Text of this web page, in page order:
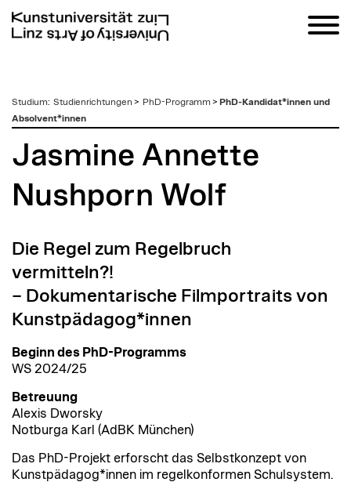
zum
Inhalt
Studium: Studienrichtungen > PhD-Programm > PhD-Kandidat*innen und
Absolvent*innen
Jasmine Annette
Nushporn Wolf
Die Regel zum Regelbruch
vermitteln?!
– Dokumentarische Filmportraits von
Kunstpädagog*innen
Beginn des PhD-Programms​
WS 2024/25
Betreuung
Alexis Dworsky
Notburga Karl (AdBK München)
Das PhD-Projekt erforscht das Selbstkonzept von
Kunstpädagog*innen im regelkonformen Schulsystem.